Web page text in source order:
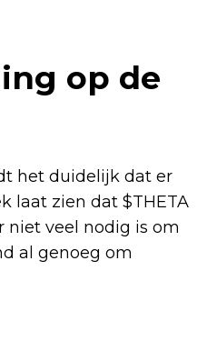
op de
het duidelijk dat er
laat zien dat $THETA
niet veel nodig is om
al genoeg om